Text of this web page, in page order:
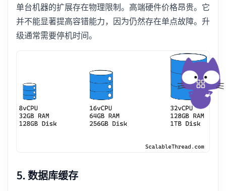
单台机器的扩展存在物理限制。高端硬件价格昂贵。它
并不能显著提高容错能力，因为仍然存在单点故障。升
级通常需要停机时间。
5. 数据库缓存